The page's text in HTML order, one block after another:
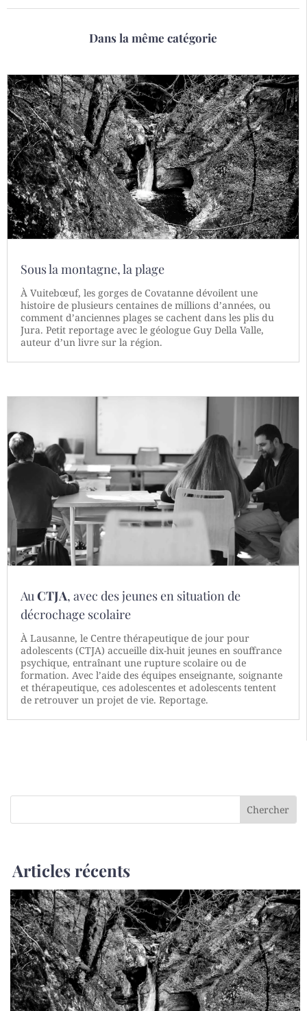
Dans la même catégorie
Sous la montagne, la plage
À Vuitebœuf, les gorges de Covatanne dévoilent une
histoire de plusieurs centaines de millions d’années, ou
comment d’anciennes plages se cachent dans les plis du
Jura. Petit reportage avec le géologue Guy Della Valle,
auteur d’un livre sur la région.
AuCTJA, avec des jeunes en situation de
décrochage scolaire
À Lausanne, le Centre thérapeutique de jour pour
adolescents (CTJA) accueille dix-huit jeunes en souffrance
psychique, entraînant une rupture scolaire ou de
formation. Avec l’aide des équipes enseignante, soignante
et thérapeutique, ces adolescentes et adolescents tentent
de retrouver un projet de vie. Reportage.
Articles récents